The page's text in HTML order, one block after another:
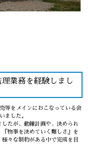
業務を経験しまし
等をメインにおこなっている会
ました。
たが、動線計画や、決められ
物事を決めていく難しさ』を
々な制約がある中で完成を目